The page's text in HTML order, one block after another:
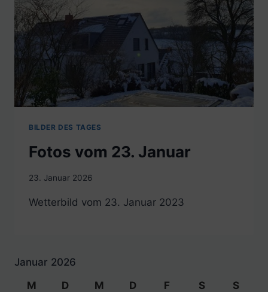
BILDER DES TAGES
Fotos vom 23. Januar
23. Januar 2026
Wetterbild vom 23. Januar 2023
Januar 2026
M
D M D F S S